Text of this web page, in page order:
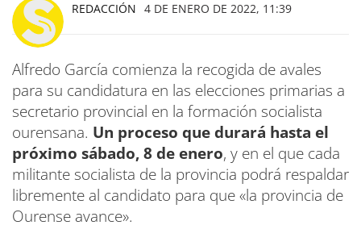
REDACCIÓN 4 DE ENERO DE 2022, 11:39
Alfredo García comienza la recogida de avales
para su candidatura en las elecciones primarias a
secretario provincial en la formación socialista
ourensana. Un proceso que durará hasta el
próximo sábado, 8 de enero, y en el que cada
militante socialista de la provincia podrá respaldar
libremente al candidato para que «la provincia de
Ourense avance».